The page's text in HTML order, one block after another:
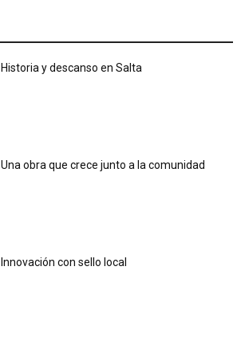
Historia y descanso en Salta
Una obra que crece junto a la comunidad
Innovación con sello local